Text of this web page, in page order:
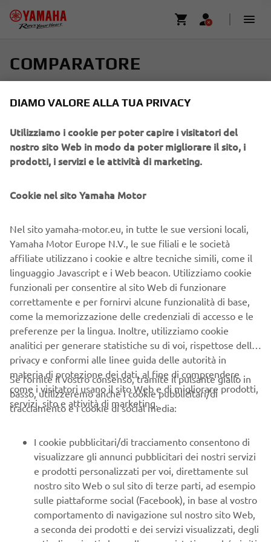
COMPARATORE
perfetto
Scorri in orizzontale per saperne di più
CORPORATE
B2B
PIÙ YAMAHA
SUPPORTO
NEWSLETTER
Conoscerai in anteprima le ultime offerte, gli eventi speciali, le
nuove uscite e molto altro
Passa in orizzontale
modalità orizzontale
CONFERMA
DIAMO VALORE ALLA TUA PRIVACY
Utilizziamo i cookie per poter capire i visitatori del
nostro sito Web in modo da poter migliorare il sito, i
prodotti, i servizi e le attività di marketing.
Cookie nel sito Yamaha Motor
Nel sito yamaha-motor.eu, in tutte le sue versioni locali,
Yamaha Motor Europe N.V., le sue filiali e le società
affiliate utilizzano i cookie e altre tecniche simili, come il
linguaggio Javascript e i Web beacon. Utilizziamo cookie
funzionali per consentire al sito Web di funzionare
correttamente e per fornirvi alcune funzionalità di base,
come la memorizzazione delle credenziali di accesso e le
preferenze per la lingua. Inoltre, utilizziamo cookie
analitici per generare statistiche su di voi, rispettose della
privacy e conformi alle linee guida delle autorità in
materia di protezione dei dati, al fine di comprendere
come i visitatori usano il sito Web e di migliorare prodotti,
servizi, sito e attività di marketing.
Se fornite il vostro consenso, tramite il pulsante giallo in
basso, utilizzeremo anche i cookie pubblicitari/di
tracciamento e i cookie di social media:
I cookie pubblicitari/di tracciamento consentono di
visualizzare gli annunci pubblicitari dei nostri servizi
e prodotti personalizzati per voi, direttamente sul
nostro sito Web o sul sito di terze parti, ad esempio
sulle piattaforme social (Facebook), in base al vostro
comportamento di navigazione sul nostro sito Web,
a seconda dei prodotti e dei servizi visualizzati, degli